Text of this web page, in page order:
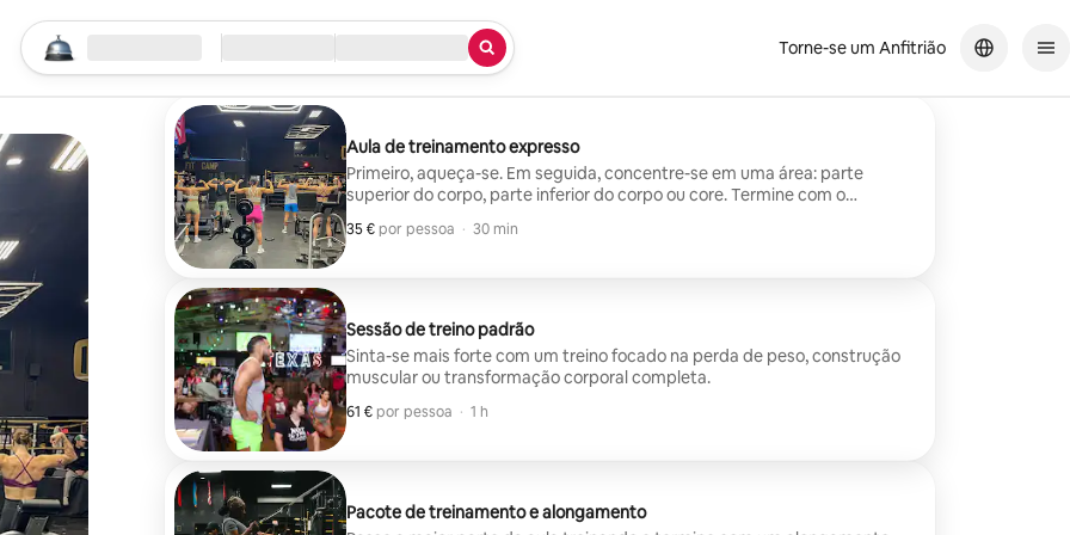
Comece a sua pesquisa
Localização Check-in/Check-out Torne-se um Anfitrião
Aula de treinamento expresso
Primeiro, aqueça-se. Em seguida, concentre-se em uma área: parte
superior do corpo, parte inferior do corpo ou core. Termine com o
relaxamento.
35 € por pessoa
35 € por pessoa
, · 30 min
Sessão de treino padrão
Sinta-se mais forte com um treino focado na perda de peso, construção
muscular ou transformação corporal completa.
61 € por pessoa
61 € por pessoa
, · 1 h
Pacote de treinamento e alongamento